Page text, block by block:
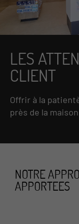
LES
CLIENT
Offrir à la
près de la
NOTRE
APPORTEES